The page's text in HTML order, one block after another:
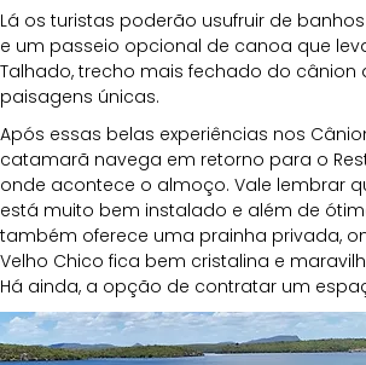
Lá os turistas poderão usufruir de
e um passeio opcional de canoa que
Talhado, trecho mais fechado do cânion
paisagens únicas.
Após essas belas experiências nos
catamarã navega em retorno para o
onde acontece o almoço. Vale lembrar
está muito bem instalado e além de
também oferece uma prainha privada,
Velho Chico fica bem cristalina e
Há ainda, a opção de contratar um